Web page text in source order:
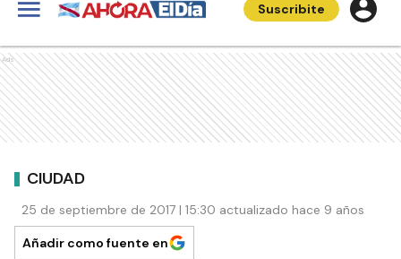
Suscribite
Ads
CIUDAD
25 de septiembre de 2017 | 15:30 actualizado hace 9 años
Añadir como fuente en